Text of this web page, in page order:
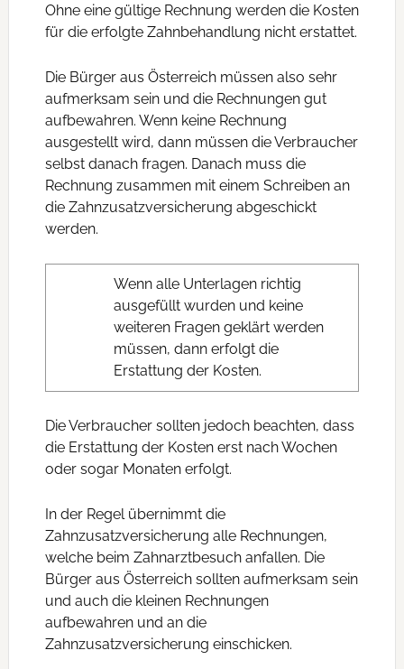
Ohne eine gültige Rechnung werden die Kosten
für die erfolgte Zahnbehandlung nicht erstattet.
Die Bürger aus Österreich müssen also sehr
aufmerksam sein und die Rechnungen gut
aufbewahren. Wenn keine Rechnung
ausgestellt wird, dann müssen die Verbraucher
selbst danach fragen. Danach muss die
Rechnung zusammen mit einem Schreiben an
die Zahnzusatzversicherung abgeschickt
werden.
Wenn alle Unterlagen richtig
ausgefüllt wurden und keine
weiteren Fragen geklärt werden
müssen, dann erfolgt die
Erstattung der Kosten.
Die Verbraucher sollten jedoch beachten, dass
die Erstattung der Kosten erst nach Wochen
oder sogar Monaten erfolgt.
In der Regel übernimmt die
Zahnzusatzversicherung alle Rechnungen,
welche beim Zahnarztbesuch anfallen. Die
Bürger aus Österreich sollten aufmerksam sein
und auch die kleinen Rechnungen
aufbewahren und an die
Zahnzusatzversicherung einschicken.